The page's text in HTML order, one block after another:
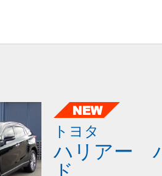
トヨタ
ハリアー
ド